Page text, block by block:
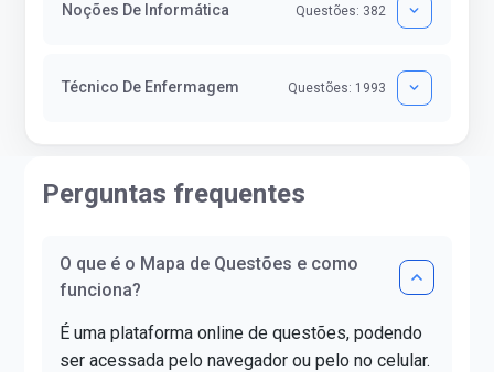
Noções De Informática Questões: 382
Técnico De Enfermagem Questões: 1993
Perguntas frequentes
O que é o Mapa de Questões e como
funciona?
É uma plataforma online de questões, podendo
ser acessada pelo navegador ou pelo no celular.